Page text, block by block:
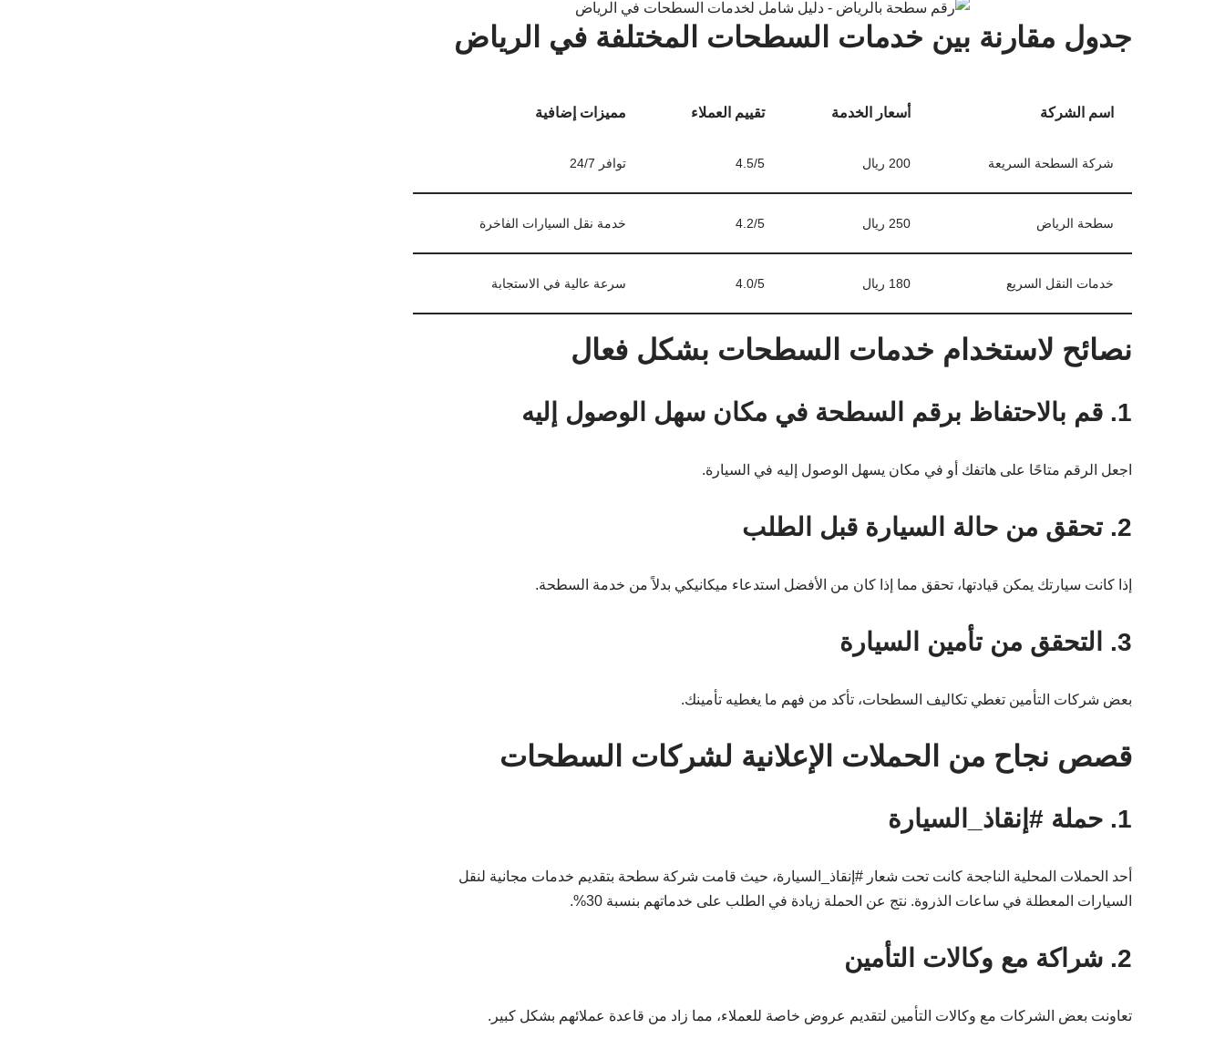
جدول مقارنة بين خدمات السطحات المختلفة في الرياض
اسم الشركة أسعار الخدمة تقييم العملاء مميزات إضافية
شركة السطحة السريعة 200 ريال 4.5/5 توافر 24/7
سطحة الرياض 250 ريال 4.2/5 خدمة نقل السيارات الفاخرة
خدمات النقل السريع 180 ريال 4.0/5 سرعة عالية في الاستجابة
نصائح لاستخدام خدمات السطحات بشكل فعال
1. قم بالاحتفاظ برقم السطحة في مكان سهل الوصول إليه
اجعل الرقم متاحًا على هاتفك أو في مكان يسهل الوصول إليه في السيارة.
2. تحقق من حالة السيارة قبل الطلب
إذا كانت سيارتك يمكن قيادتها، تحقق مما إذا كان من الأفضل استدعاء ميكانيكي بدلاً من خدمة السطحة.
3. التحقق من تأمين السيارة
بعض شركات التأمين تغطي تكاليف السطحات، تأكد من فهم ما يغطيه تأمينك.
قصص نجاح من الحملات الإعلانية لشركات السطحات
1. حملة #إنقاذ_السيارة
أحد الحملات المحلية الناجحة كانت تحت شعار #إنقاذ_السيارة، حيث قامت شركة سطحة بتقديم خدمات مجانية لنقل
السيارات المعطلة في ساعات الذروة. نتج عن الحملة زيادة في الطلب على خدماتهم بنسبة 30%.
2. شراكة مع وكالات التأمين
تعاونت بعض الشركات مع وكالات التأمين لتقديم عروض خاصة للعملاء، مما زاد من قاعدة عملائهم بشكل كبير.